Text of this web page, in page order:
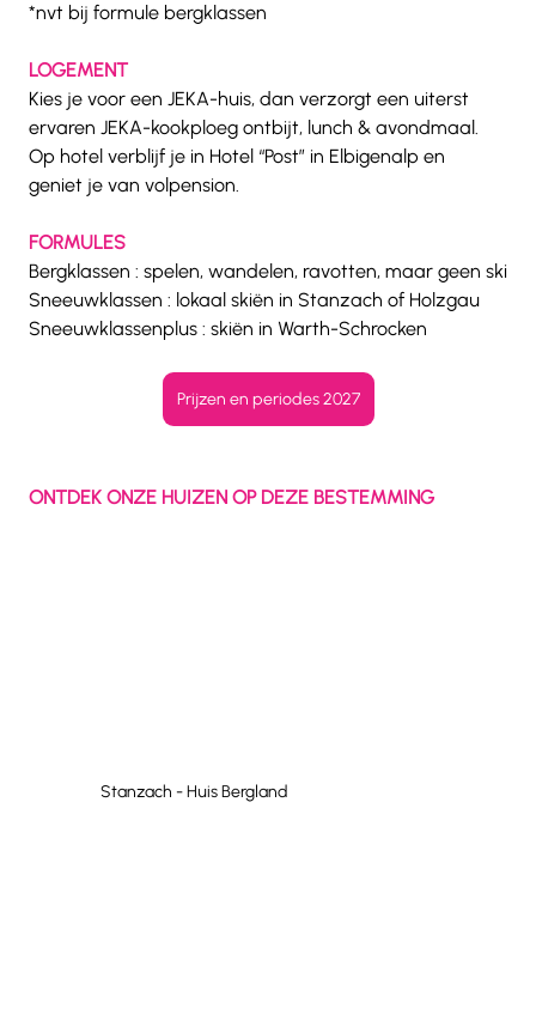
*nvt bij formule bergklassen
LOGEMENT
Kies je voor een JEKA-huis, dan verzorgt een uiterst
ervaren JEKA-kookploeg ontbijt, lunch & avondmaal.
Op hotel verblijf je in Hotel “Post” in Elbigenalp en
geniet je van volpension.
FORMULES
Bergklassen : spelen, wandelen, ravotten, maar geen ski
Sneeuwklassen : lokaal skiën in Stanzach of Holzgau
Sneeuwklassenplus : skiën in Warth-Schrocken
Prijzen en periodes 2027
ONTDEK ONZE HUIZEN OP DEZE BESTEMMING
Stanzach - Huis Bergland